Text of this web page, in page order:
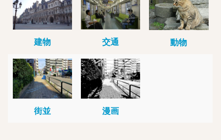
建物 交通 動物
街並 漫画